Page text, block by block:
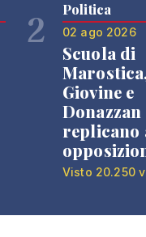
2 Politica
02 ago 2026
Scuola di
Giovine e
Donazzan
replicano
Visto 20.250